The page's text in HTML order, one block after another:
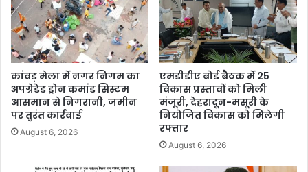
कांवड़ मेला में नगर निगम का
अपग्रेडेड ड्रोन कमांड सिस्टम
आसमान से निगरानी, जमीन
पर तुरंत कार्रवाई
August 6, 2026
एमडीडीए बोर्ड बैठक में 25
विकास प्रस्तावों को मिली
मंजूरी, देहरादून-मसूरी के
नियोजित विकास को मिलेगी
रफ्तार
August 6, 2026